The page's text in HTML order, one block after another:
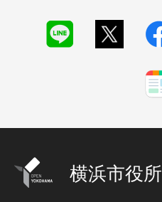
横浜市役所